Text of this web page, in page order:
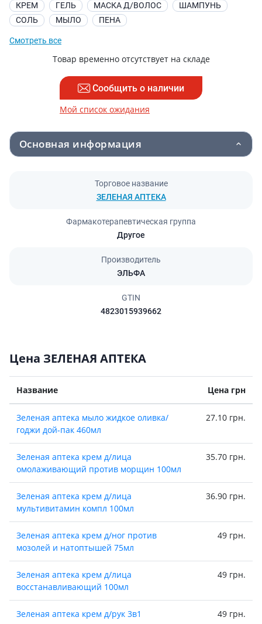
КРЕМ
ГЕЛЬ МАСКА Д/ВОЛОС
ШАМПУНЬ
СОЛЬ
МЫЛО ПЕНА
Смотреть все
Товар временно отсутствует на складе
Сообщить о наличии
Мой список ожидания
Основная информация
Торговое название
ЗЕЛЕНАЯ АПТЕКА
Фармакотерапевтическая группа
Другое
Производитель
ЭЛЬФА
GTIN
4823015939662
Цена ЗЕЛЕНАЯ АПТЕКА
Название Цена грн
Зеленая аптека мыло жидкое оливка/
годжи дой-пак 460мл
27.10 грн.
Зеленая аптека крем д/лица
омолаживающий против морщин 100мл
35.70 грн.
Зеленая аптека крем д/лица
мультивитамин компл 100мл
36.90 грн.
Зеленая аптека крем д/ног против
мозолей и натоптышей 75мл
49 грн.
Зеленая аптека крем д/лица
восстанавливающий 100мл
49 грн.
Зеленая аптека крем д/рук 3в1
49 грн.